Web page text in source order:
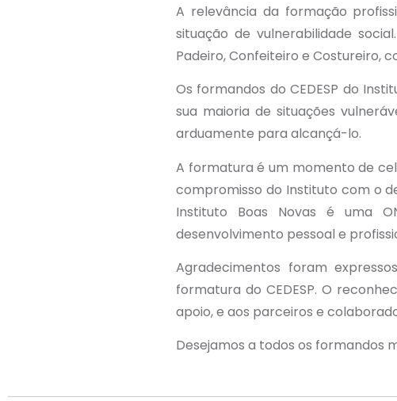
A relevância da formação
situação de vulnerabilidade
Padeiro, Confeiteiro e Costureiro,
Os formandos do CEDESP do
sua maioria de situações
arduamente para alcançá-lo.
A formatura é um momento de
compromisso do Instituto com o
Instituto Boas Novas é uma
desenvolvimento pessoal e
Agradecimentos foram
formatura do CEDESP. O
apoio, e aos parceiros e
Desejamos a todos os formandos